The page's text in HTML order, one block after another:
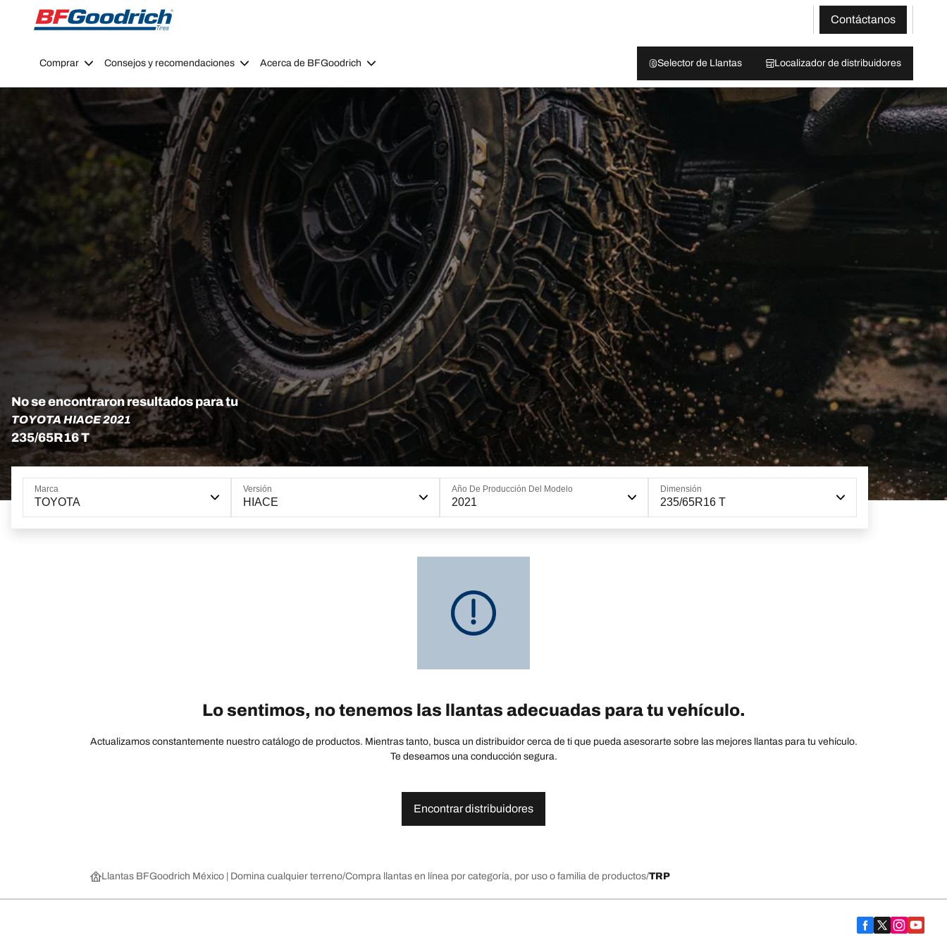
Go to page content
Go to page navigation
Contáctanos
Comprar Consejos y recomendaciones Acerca de BFGoodrich Selector de Llantas Localizador de distribuidores
No se encontraron resultados para tu
TOYOTA HIACE 2021
235/65R16 T
Marca
TOYOTA
Versión
HIACE
Año De Producción Del Modelo
2021
Dimensión
235/65R16 T
Lo sentimos, no tenemos las llantas adecuadas para tu vehículo.
Actualizamos constantemente nuestro catálogo de productos. Mientras tanto, busca un distribuidor cerca de ti que pueda asesorarte sobre las mejores llantas para tu vehículo.
Te deseamos una conducción segura.
Encontrar distribuidores
Llantas BFGoodrich México | Domina cualquier terreno Compra llantas en línea por categoría, por uso o familia de productos TRP